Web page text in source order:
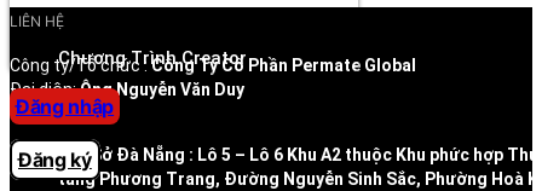
Chương Trình Creator
Đăng nhập
Đăng ký
LIÊN HỆ
Công ty/Tổ chức : Công Ty Cổ Phần Permate Global
Đại diện:Ông Nguyễn Văn Duy
Địa chỉ:
Trụ Sở Đà Nẵng : Lô 5 – Lô 6 Khu A2 thuộc Khu phức hợp
tầng Phương Trang, Đường Nguyễn Sinh Sắc, Phường Hoà